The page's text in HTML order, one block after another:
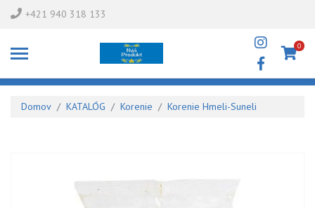
+421 940 318 133
0
Domov KATALÓG Korenie Korenie Hmeli-Suneli